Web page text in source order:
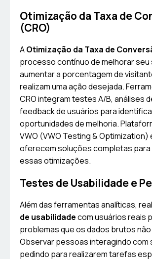
Otimização da Taxa de
(CRO)
AOtimização da Taxa de
processo contínuo de melhorar seu
aumentar a porcentagem de
realizam uma ação desejada.
CRO integram testes A/B, análises
feedback de usuários para
oportunidades de melhoria.
VWO (VWO Testing & Optimization)
oferecem soluções completas
essas otimizações.
Testes de Usabilidade e
Além das ferramentas analíticas,
de usabilidadecom usuários reais
problemas que os dados brutos
Observar pessoas interagindo com
pedindo para realizarem tarefas